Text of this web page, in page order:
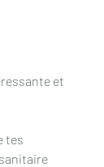
et
tes